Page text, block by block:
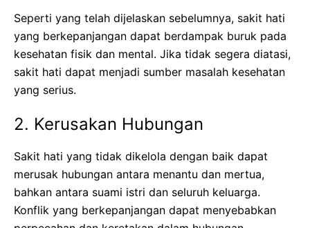
Seperti yang telah dijelaskan sebelumnya, sakit hati
yang berkepanjangan dapat berdampak buruk pada
kesehatan fisik dan mental. Jika tidak segera diatasi,
sakit hati dapat menjadi sumber masalah kesehatan
yang serius.
2. Kerusakan Hubungan
Sakit hati yang tidak dikelola dengan baik dapat
merusak hubungan antara menantu dan mertua,
bahkan antara suami istri dan seluruh keluarga.
Konflik yang berkepanjangan dapat menyebabkan